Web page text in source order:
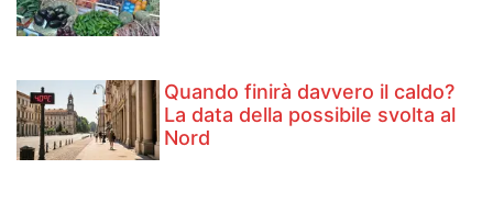
Quando finirà davvero il caldo?
La data della possibile svolta al
Nord